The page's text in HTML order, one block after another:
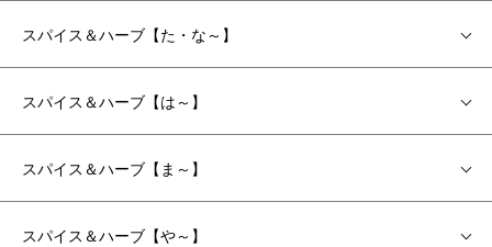
スパイス＆ハーブ【た・な～】
スパイス＆ハーブ【は～】
スパイス＆ハーブ【ま～】
スパイス＆ハーブ【や～】